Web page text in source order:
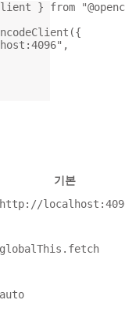
} from
({
,
기본
http://
globalThis.fetch
auto